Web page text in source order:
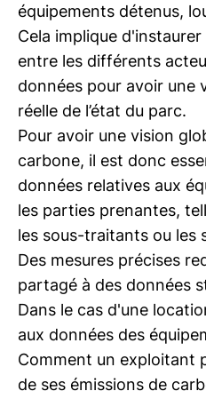
équipements détenus,
Cela implique
entre les différents
données pour avoir une
réelle de l’état du parc.
Pour avoir une vision
carbone, il est donc
données relatives aux
les parties prenantes,
les sous-traitants ou les
Des mesures précises
partagé à des données
Dans le cas d'une
aux données des
Comment un exploitant
de ses émissions de